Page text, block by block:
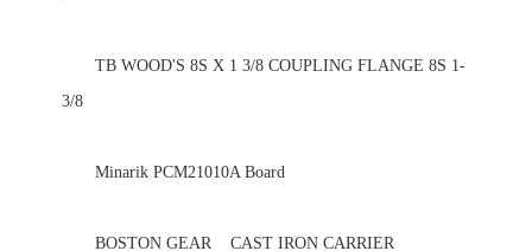
TB WOOD'S 8S X 1 3/8 COUPLING FLANGE 8S 1-
3/8
Minarik PCM21010A Board
BOSTON GEAR    CAST IRON CARRIER